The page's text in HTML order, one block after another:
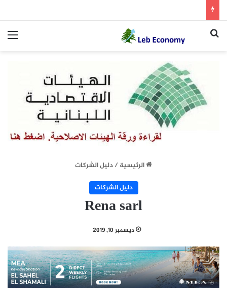
بحث عن
الرئيسية/دليل الشركات
دليل الشركات
Rena sarl
ديسمبر 10, 2019